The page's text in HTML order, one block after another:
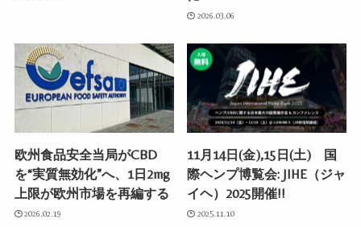
2026.03.06
欧州食品安全当局がCBD
を“実質無効化”へ、1日2mg
上限が欧州市場を再編する
2026.02.19
11月14日(金),15日(土) 国
際ヘンプ博覧会: JIHE（ジャ
イヘ）2025開催!!
2025.11.10